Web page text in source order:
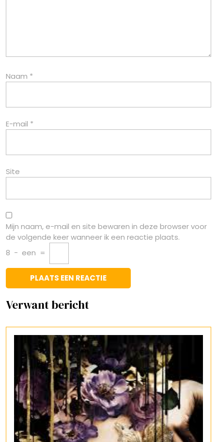
Naam *
E-mail *
Site
Mijn naam, e-mail en site bewaren in deze browser voor
de volgende keer wanneer ik een reactie plaats.
8 − een =
Verwant bericht